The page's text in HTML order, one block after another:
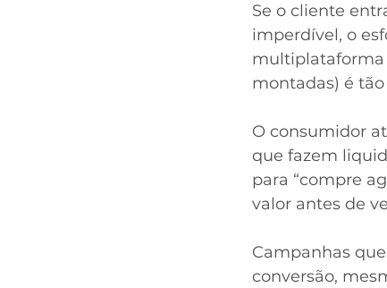
Se o cliente
imperdível, o
multiplataforma
montadas) é
O consumidor
que fazem
para “compre
valor antes de
Campanhas
conversão,